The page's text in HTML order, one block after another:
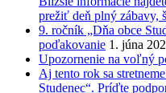
prežiť deň plný zábavy,
9. ročník „Dňa obce
poďakovanie 1. júna
Upozornenie na voľný
Aj tento rok sa
Studenec“. Príďte